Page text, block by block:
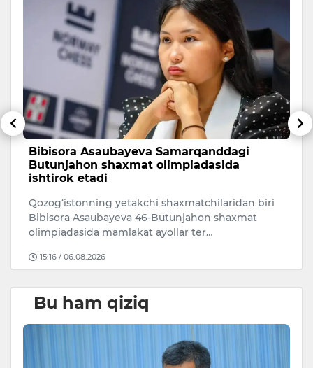
Bibisora Asaubayeva Samarqanddagi
Butunjahon shaxmat olimpiadasida
ishtirok etadi
Qozog‘istonning yetakchi shaxmatchilaridan biri
Bibisora Asaubayeva 46-Butunjahon shaxmat
olimpiadasida mamlakat ayollar ter…
15:16 / 06.08.2026
Bu ham qiziq